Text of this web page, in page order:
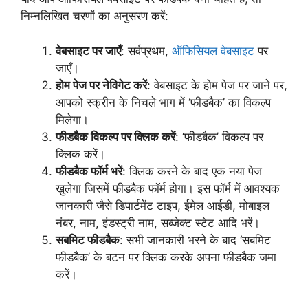
निम्नलिखित चरणों का अनुसरण करें:
वेबसाइट पर जाएँ: सर्वप्रथम, ऑफिसियल वेबसाइट पर
जाएँ।
होम पेज पर नेविगेट करें: वेबसाइट के होम पेज पर जाने पर,
आपको स्क्रीन के निचले भाग में ‘फीडबैक’ का विकल्प
मिलेगा।
फीडबैक विकल्प पर क्लिक करें: ‘फीडबैक’ विकल्प पर
क्लिक करें।
फीडबैक फॉर्म भरें: क्लिक करने के बाद एक नया पेज
खुलेगा जिसमें फीडबैक फॉर्म होगा। इस फॉर्म में आवश्यक
जानकारी जैसे डिपार्टमेंट टाइप, ईमेल आईडी, मोबाइल
नंबर, नाम, इंडस्ट्री नाम, सब्जेक्ट स्टेट आदि भरें।
सबमिट फीडबैक: सभी जानकारी भरने के बाद ‘सबमिट
फीडबैक’ के बटन पर क्लिक करके अपना फीडबैक जमा
करें।